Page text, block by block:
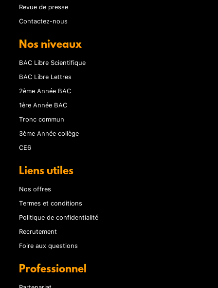
Revue de presse
Contactez-nous
Nos niveaux
BAC Libre Scientifique
BAC Libre Lettres
2ème Année BAC
1ère Année BAC
Tronc commun
3ème Année collège
CE6
Liens utiles
Nos offres
Termes et conditions
Politique de confidentialité
Recrutement
Foire aux questions
Professionnel